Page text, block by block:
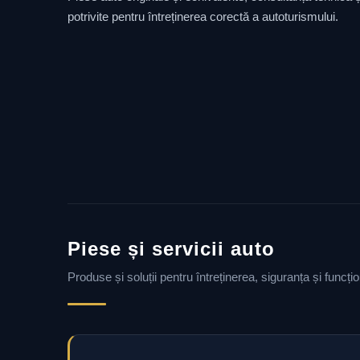
potrivite pentru întreținerea corectă a autoturismului.
Piese și servicii auto
Produse și soluții pentru întreținerea, siguranța și